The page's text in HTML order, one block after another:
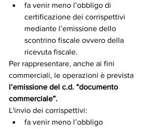
fa venir meno l’obbligo di
certificazione dei corrispettivi
mediante l’emissione dello
scontrino fiscale ovvero della
ricevuta fiscale.
Per rappresentare, anche ai fini
commerciali, le operazioni è prevista
l’emissione del c.d. “documento
commerciale”.
L'invio dei corrispettivi:
fa venir meno l’obbligo